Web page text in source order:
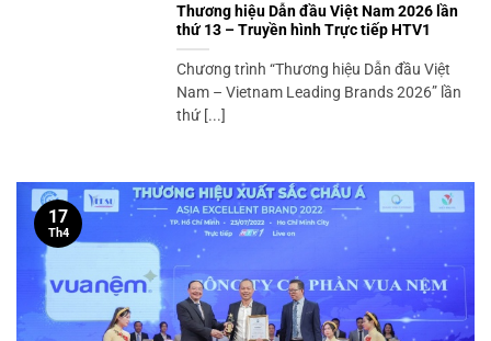
Thương hiệu Dẫn đầu Việt Nam 2026 lần
thứ 13 – Truyền hình Trực tiếp HTV1
Chương trình “Thương hiệu Dẫn đầu Việt
Nam – Vietnam Leading Brands 2026” lần
thứ [...]
17
Th4